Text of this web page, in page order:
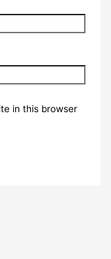
in this browser